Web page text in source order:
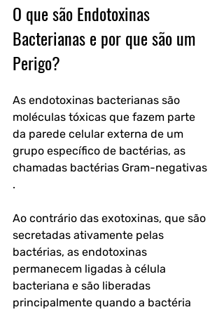
O que são Endotoxinas
Bacterianas e por que são um
Perigo?
As endotoxinas bacterianas são
moléculas tóxicas que fazem parte
da parede celular externa de um
grupo específico de bactérias, as
chamadas bactérias Gram-negativas
.
Ao contrário das exotoxinas, que são
secretadas ativamente pelas
bactérias, as endotoxinas
permanecem ligadas à célula
bacteriana e são liberadas
principalmente quando a bactéria